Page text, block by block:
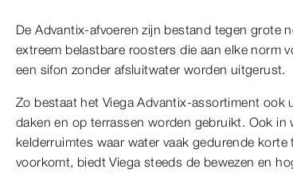
De Advantix-afvoeren zijn bestand tegen grote
extreem belastbare roosters die aan elke norm
een sifon zonder afsluitwater worden uitgerust.
Zo bestaat het Viega Advantix-assortiment ook
daken en op terrassen worden gebruikt. Ook
kelderruimtes waar water vaak gedurende
voorkomt, biedt Viega steeds de bewezen en